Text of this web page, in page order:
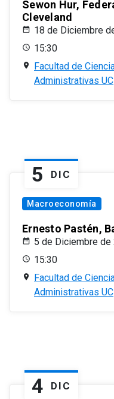
Sewon Hur,
Cleveland
18 de Diciembre
15:30
Facultad de
Administrativas UC
5 DIC
Macroeconomía
Ernesto Pastén,
5 de Diciembre de
15:30
Facultad de
Administrativas UC
4 DIC